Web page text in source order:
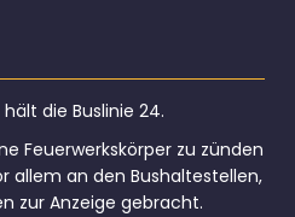
die Buslinie 24.
Feuerwerkskörper zu zünden
allem an den Bushaltestellen,
zur Anzeige gebracht.